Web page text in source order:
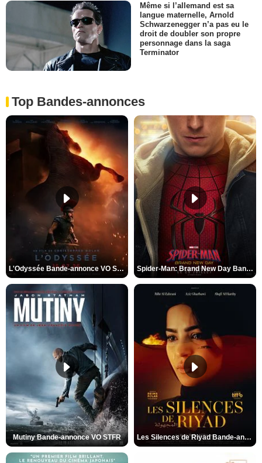
Même si l’allemand est sa
langue maternelle, Arnold
Schwarzenegger n’a pas eu le
droit de doubler son propre
personnage dans la saga
Terminator
Top Bandes-annonces
L'Odyssée Bande-annonce VO STFR Spider-Man: Brand New Day Bande-annonce VO STFR
Mutiny Bande-annonce VO STFR Les Silences de Riyad Bande-annonce VO STFR